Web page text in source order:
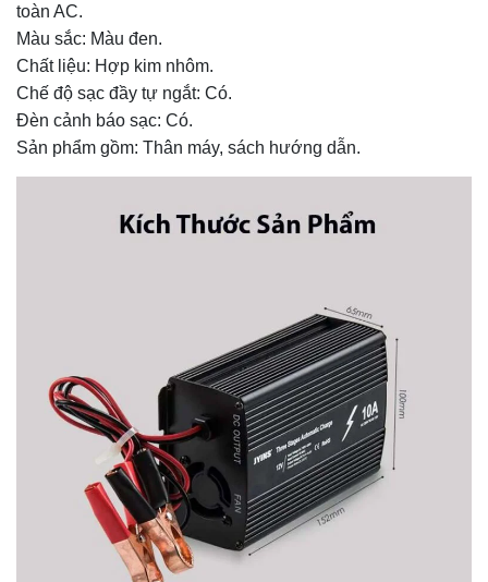
toàn AC.
Màu sắc: Màu đen.
Chất liệu: Hợp kim nhôm.
Chế độ sạc đầy tự ngắt: Có.
Đèn cảnh báo sạc: Có.
Sản phẩm gồm: Thân máy, sách hướng dẫn.